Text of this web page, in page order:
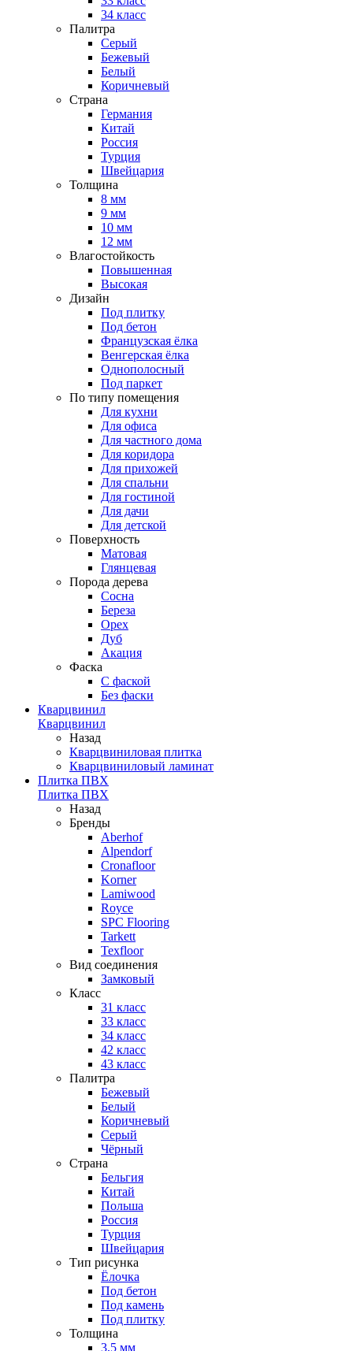
34 класс
Палитра
Серый
Бежевый
Белый
Коричневый
Страна
Германия
Китай
Россия
Турция
Швейцария
Толщина
8 мм
9 мм
10 мм
12 мм
Влагостойкость
Повышенная
Высокая
Дизайн
Под плитку
Под бетон
Французская ёлка
Венгерская ёлка
Однополосный
Под паркет
По типу помещения
Для кухни
Для офиса
Для частного дома
Для коридора
Для прихожей
Для спальни
Для гостиной
Для дачи
Для детской
Поверхность
Матовая
Глянцевая
Порода дерева
Сосна
Береза
Орех
Дуб
Акация
Фаска
С фаской
Без фаски
Кварцвинил
Кварцвинил
Назад
Кварцвиниловая плитка
Кварцвиниловый ламинат
Плитка ПВХ
Плитка ПВХ
Назад
Бренды
Aberhof
Alpendorf
Cronafloor
Korner
Lamiwood
Royce
SPC Flooring
Tarkett
Texfloor
Вид соединения
Замковый
Класс
31 класс
33 класс
34 класс
42 класс
43 класс
Палитра
Бежевый
Белый
Коричневый
Серый
Чёрный
Страна
Бельгия
Китай
Польша
Россия
Турция
Швейцария
Тип рисунка
Ёлочка
Под бетон
Под камень
Под плитку
Толщина
3,5 мм